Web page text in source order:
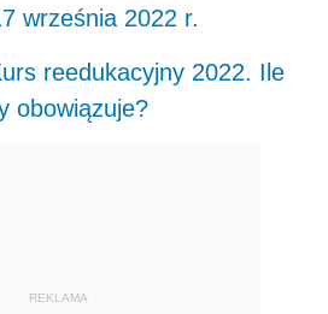
września 2022 r.
reedukacyjny 2022. Ile
obowiązuje?
REKLAMA